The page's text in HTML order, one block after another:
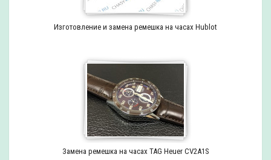
Изготовление и замена ремешка на часах Hublot
Замена ремешка на часах TAG Heuer CV2A1S